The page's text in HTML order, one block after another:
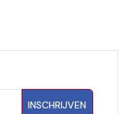
INSCHRIJVEN